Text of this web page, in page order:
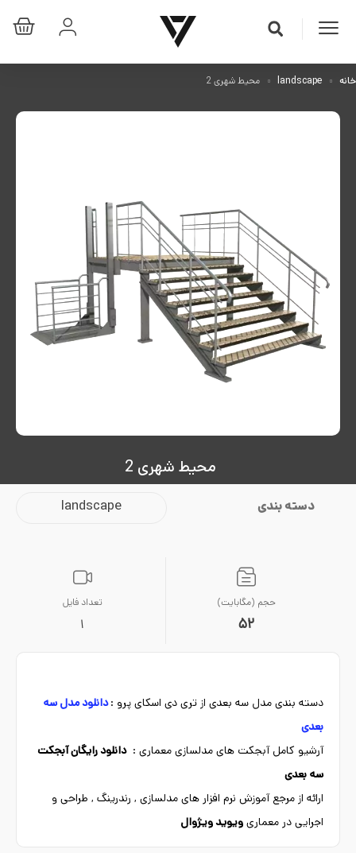
خانه landscape محیط شهری 2
محیط شهری 2
دسته بندی landscape
حجم (مگابایت)
52
تعداد فایل
1
دسته بندی مدل سه بعدی از تری دی اسکای پرو :دانلود مدل سه
بعدی
آرشیو کامل آبجکت های مدلسازی معماری :دانلود رایگان آبجکت
سه بعدی
ارائه از مرجع آموزش نرم افزار های مدلسازی , رندرینگ , طراحی و
اجرایی در معماریویوید ویژوال